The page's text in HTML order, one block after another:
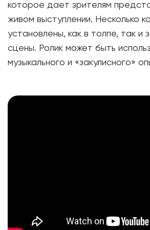
которое дает зрителям
живом выступлении. Несколько
установлены, как в толпе, так и
сцены. Ролик может быть
музыкального и «закулисного»